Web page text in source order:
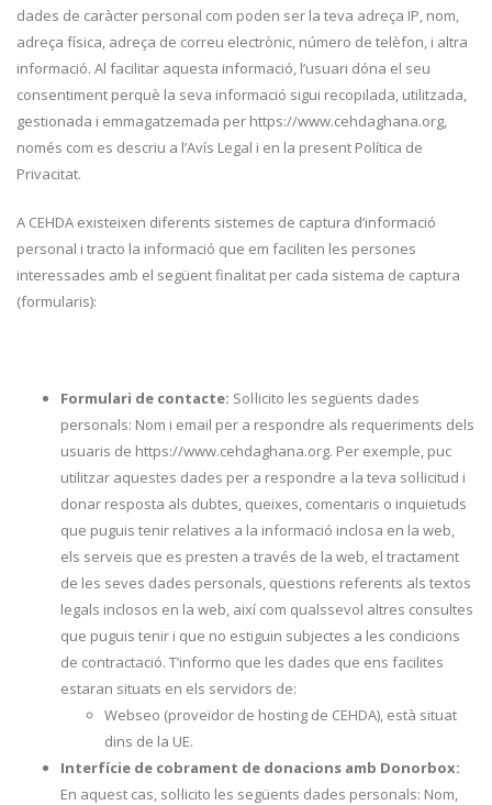
dades de caràcter personal com poden ser la teva adreça IP, nom,
adreça física, adreça de correu electrònic, número de telèfon, i altra
informació. Al facilitar aquesta informació, l’usuari dóna el seu
consentiment perquè la seva informació sigui recopilada, utilitzada,
gestionada i emmagatzemada per https://www.cehdaghana.org,
només com es descriu a l’Avís Legal i en la present Política de
Privacitat.
A CEHDA existeixen diferents sistemes de captura d’informació
personal i tracto la informació que em faciliten les persones
interessades amb el següent finalitat per cada sistema de captura
(formularis):
Formulari de contacte: Sol·licito les següents dades
personals: Nom i email per a respondre als requeriments dels
usuaris de https://www.cehdaghana.org. Per exemple, puc
utilitzar aquestes dades per a respondre a la teva sol·licitud i
donar resposta als dubtes, queixes, comentaris o inquietuds
que puguis tenir relatives a la informació inclosa en la web,
els serveis que es presten a través de la web, el tractament
de les seves dades personals, qüestions referents als textos
legals inclosos en la web, així com qualssevol altres consultes
que puguis tenir i que no estiguin subjectes a les condicions
de contractació. T’informo que les dades que ens facilites
estaran situats en els servidors de:
Webseo (proveïdor de hosting de CEHDA), està situat
dins de la UE.
Interfície de cobrament de donacions amb Donorbox:
En aquest cas, sol·licito les següents dades personals: Nom,